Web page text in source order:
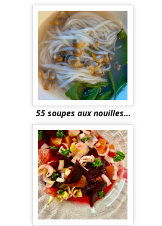
55 soupes aux nouilles…